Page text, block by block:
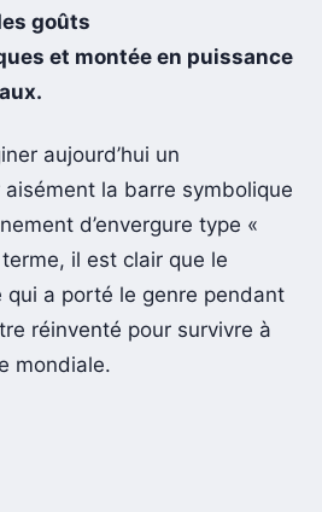
goûts
et montée en puissance
aujourd’hui un
la barre symbolique
d’envergure type «
il est clair que le
qui a porté le genre pendant
réinventé pour survivre à
mondiale.